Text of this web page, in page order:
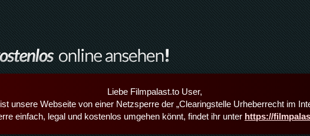
Liebe Filmpalast.to User,
unsere Webseite von einer Netzsperre der „Clearingstelle Urheberrecht im
einfach, legal und kostenlos umgehen könnt, findet ihr unter https://